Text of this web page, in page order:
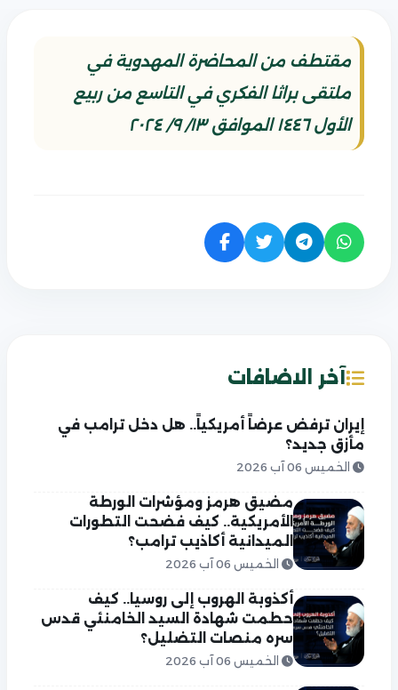
مقتطف من المحاضرة المهدوية في
ملتقى براثا الفكري في التاسع من ربيع
الأول ١٤٤٦ الموافق ١٣/ ٩/ ٢٠٢٤
آخر الاضافات
إيران ترفض عرضاً أمريكياً.. هل دخل ترامب في
مأزق جديد؟
الخميس 06 آب 2026
مضيق هرمز ومؤشرات الورطة
الأمريكية.. كيف فضحت التطورات
الميدانية أكاذيب ترامب؟
الخميس 06 آب 2026
أكذوبة الهروب إلى روسيا.. كيف
حطمت شهادة السيد الخامنئي قدس
سره منصات التضليل؟
الخميس 06 آب 2026